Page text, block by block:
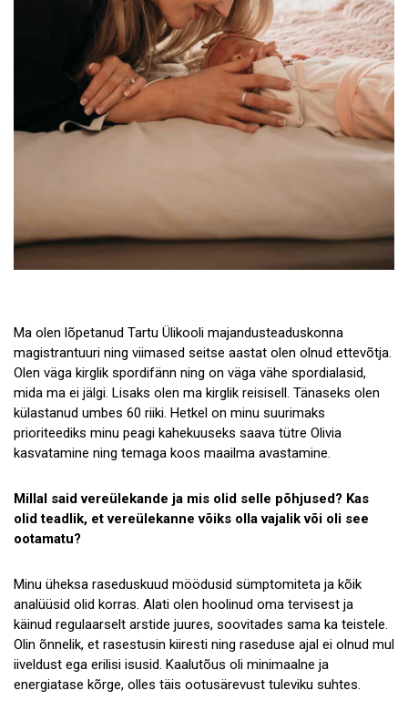
Ma olen lõpetanud Tartu Ülikooli majandusteaduskonna
magistrantuuri ning viimased seitse aastat olen olnud ettevõtja.
Olen väga kirglik spordifänn ning on väga vähe spordialasid,
mida ma ei jälgi. Lisaks olen ma kirglik reisisell. Tänaseks olen
külastanud umbes 60 riiki. Hetkel on minu suurimaks
prioriteediks minu peagi kahekuuseks saava tütre Olivia
kasvatamine ning temaga koos maailma avastamine.
Millal said vereülekande ja mis olid selle põhjused? Kas
olid teadlik, et vereülekanne võiks olla vajalik või oli see
ootamatu?
Minu üheksa raseduskuud möödusid sümptomiteta ja kõik
analüüsid olid korras. Alati olen hoolinud oma tervisest ja
käinud regulaarselt arstide juures, soovitades sama ka teistele.
Olin õnnelik, et rasestusin kiiresti ning raseduse ajal ei olnud mul
iiveldust ega erilisi isusid. Kaalutõus oli minimaalne ja
energiatase kõrge, olles täis ootusärevust tuleviku suhtes.